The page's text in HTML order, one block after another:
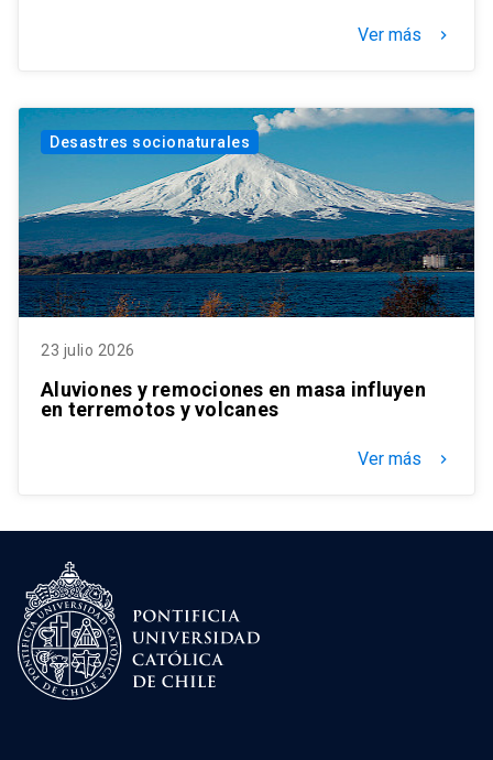
Ver más keyboard_arrow_right
Desastres socionaturales
23 julio 2026
Aluviones y remociones en masa influyen
en terremotos y volcanes
Ver más keyboard_arrow_right